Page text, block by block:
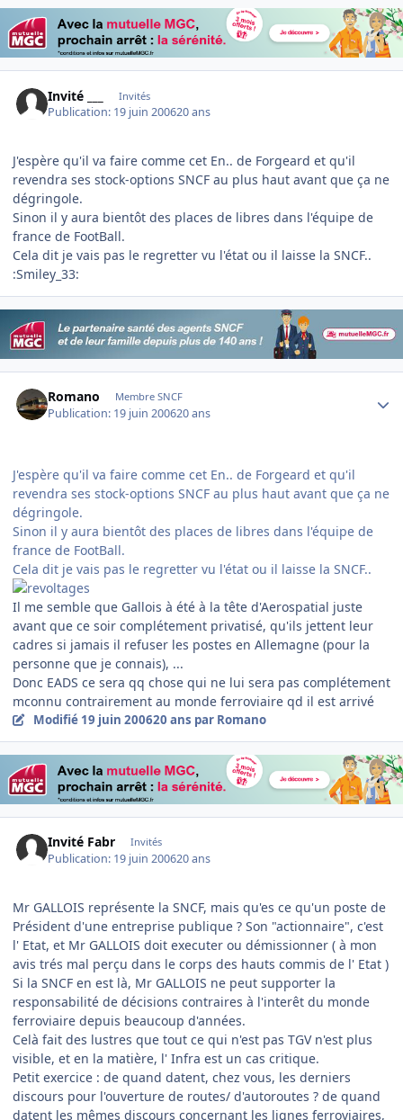
Invité ___ Invités
Publication: 19 juin 200620 ans
J'espère qu'il va faire comme cet En.. de Forgeard et qu'il
revendra ses stock-options SNCF au plus haut avant que ça ne
dégringole.
Sinon il y aura bientôt des places de libres dans l'équipe de
france de FootBall.
Cela dit je vais pas le regretter vu l'état ou il laisse la SNCF..
:Smiley_33:
Romano Membre SNCF
Publication: 19 juin 200620 ans
J'espère qu'il va faire comme cet En.. de Forgeard et qu'il
revendra ses stock-options SNCF au plus haut avant que ça ne
dégringole.
Sinon il y aura bientôt des places de libres dans l'équipe de
france de FootBall.
Cela dit je vais pas le regretter vu l'état ou il laisse la SNCF..
Il me semble que Gallois à été à la tête d'Aerospatial juste
avant que ce soir complétement privatisé, qu'ils jettent leur
cadres si jamais il refuser les postes en Allemagne (pour la
personne que je connais), ...
Donc EADS ce sera qq chose qui ne lui sera pas complétement
mconnu contrairement au monde ferroviaire qd il est arrivé
Modifié 19 juin 200620 ans par Romano
Invité Fabr Invités
Publication: 19 juin 200620 ans
Mr GALLOIS représente la SNCF, mais qu'es ce qu'un poste de
Président d'une entreprise publique ? Son "actionnaire", c'est
l' Etat, et Mr GALLOIS doit executer ou démissionner ( à mon
avis trés mal perçu dans le corps des hauts commis de l' Etat )
Si la SNCF en est là, Mr GALLOIS ne peut supporter la
responsabilité de décisions contraires à l'interêt du monde
ferroviaire depuis beaucoup d'années.
Celà fait des lustres que tout ce qui n'est pas TGV n'est plus
visible, et en la matière, l' Infra est un cas critique.
Petit exercice : de quand datent, chez vous, les derniers
discours pour l'ouverture de routes/ d'autoroutes ? de quand
datent les mêmes discours concernant les lignes ferroviaires,